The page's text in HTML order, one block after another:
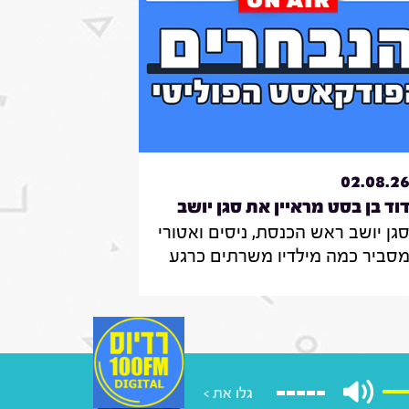
02.08.26
דוד בן בסט מראיין את סגן יושב
ראש הכנסת, ניסים
ואטורי|31.7.26
סגן יושב ראש הכנסת, ניסים ואטורי
מסביר כמה מילדיו משרתים כרגע
שמקפיא מעצרים של משתמטים
בממשלה הבאה
גלו את >